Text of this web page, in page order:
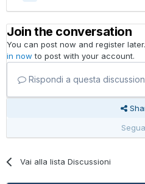
Join the conversation
You can post now and register
in now to post with your account.
Rispondi a questa
Vai alla lista Discussioni